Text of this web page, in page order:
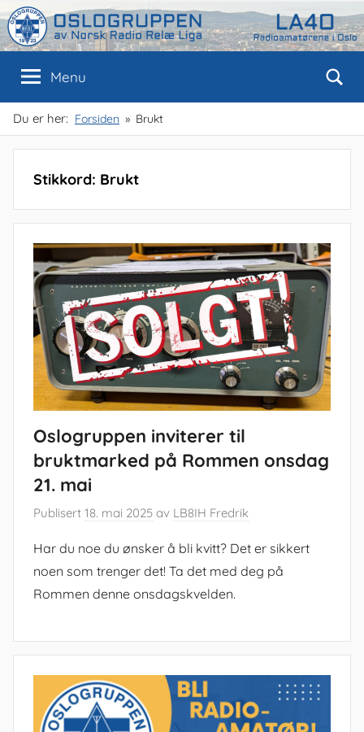
Skip
to
content
Oslogruppen
av
NRRL
Oslo
Menu
Du er her: Forsiden Brukt
Stikkord: Brukt
Oslogruppen inviterer til
bruktmarked på Rommen onsdag
21. mai
Publisert 18. mai 2025 av LB8IH Fredrik
Har du noe du ønsker å bli kvitt? Det er sikkert
noen som trenger det! Ta det med deg på
Rommen denne onsdagskvelden.